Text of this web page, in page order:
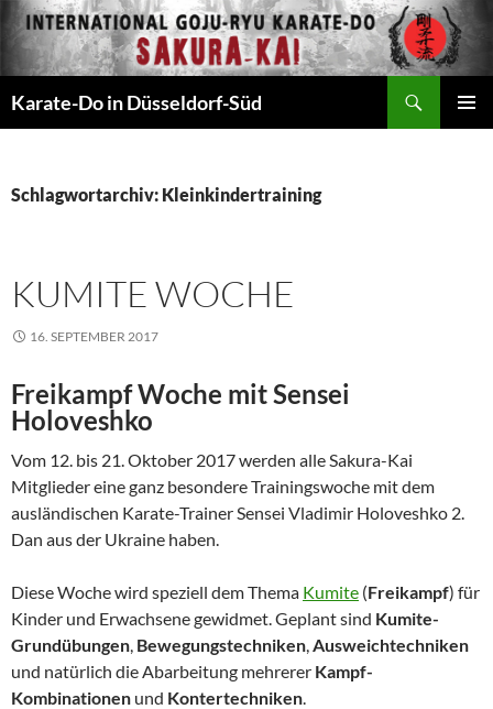
Zum
Inhalt
springen
Karate-Do in Düsseldorf-Süd
Schlagwortarchiv: Kleinkindertraining
KUMITE WOCHE
16. SEPTEMBER 2017
Freikampf Woche mit Sensei
Holoveshko
Vom 12. bis 21. Oktober 2017 werden alle Sakura-Kai
Mitglieder eine ganz besondere Trainingswoche mit dem
ausländischen Karate-Trainer Sensei Vladimir Holoveshko 2.
Dan aus der Ukraine haben.
Diese Woche wird speziell dem Thema Kumite (Freikampf) für
Kinder und Erwachsene gewidmet. Geplant sind Kumite-
Grundübungen Bewegungstechniken Ausweichtechniken
und natürlich die Abarbeitung mehrerer Kampf-
Kombinationen und Kontertechniken